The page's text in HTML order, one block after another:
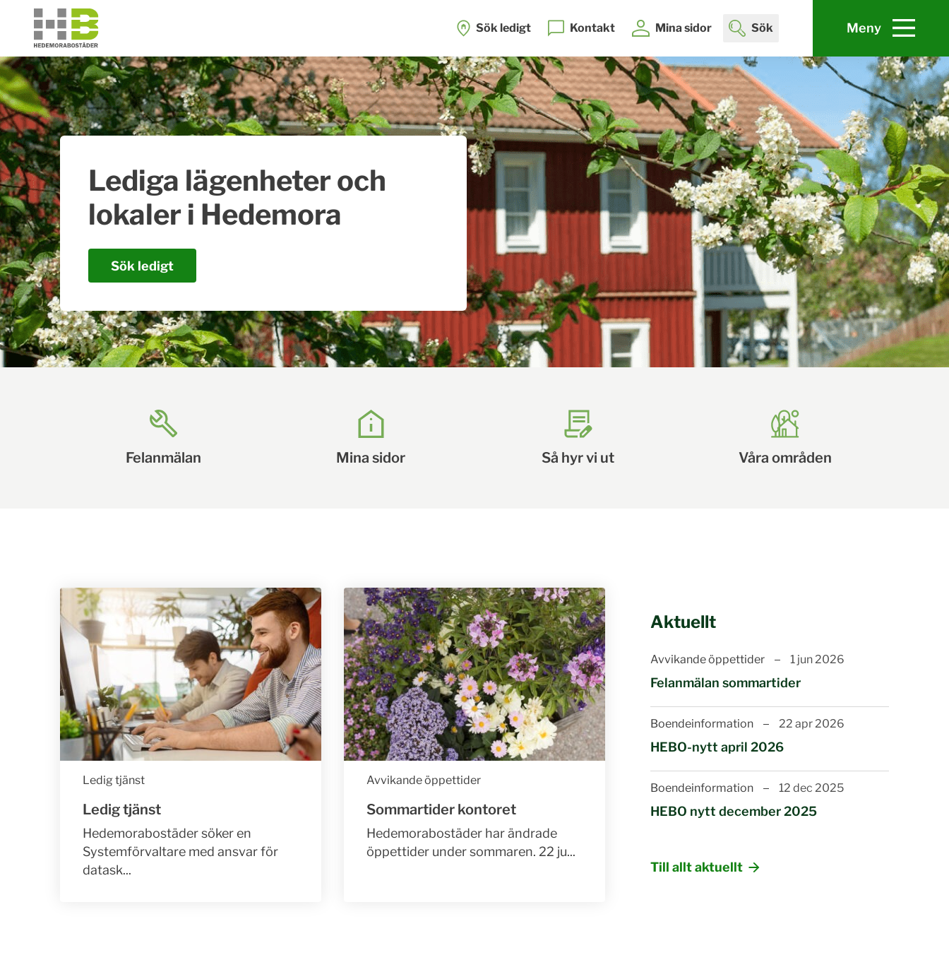
Sök ledigt Kontakt Mina sidor Sök Meny
Lediga lägenheter och
lokaler i Hedemora
Sök ledigt
Felanmälan Mina sidor Så hyr vi ut Våra områden
Ledig tjänst
Ledig tjänst
Hedemorabostäder söker en
Systemförvaltare med ansvar för
datask...
Avvikande öppettider
Sommartider kontoret
Hedemorabostäder har ändrade
öppettider under sommaren. 22 ju...
Aktuellt
Avvikande öppettider 1 jun 2026
Felanmälan sommartider
Boendeinformation 22 apr 2026
HEBO-nytt april 2026
Boendeinformation 12 dec 2025
HEBO nytt december 2025
Till allt aktuellt